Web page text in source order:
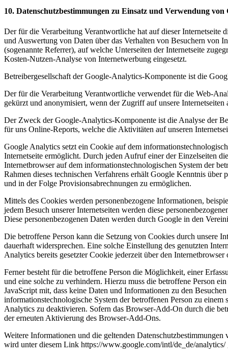
10. Datenschutzbestimmungen zu Einsatz und Verwendung
Der für die Verarbeitung Verantwortliche hat auf dieser
und Auswertung von Daten über das Verhalten von Besuchern von
(sogenannte Referrer), auf welche Unterseiten der Internetseite
Kosten-Nutzen-Analyse von Internetwerbung eingesetzt.
Betreibergesellschaft der Google-Analytics-Komponente ist die
Der für die Verarbeitung Verantwortliche verwendet für die Web-
gekürzt und anonymisiert, wenn der Zugriff auf unsere
Der Zweck der Google-Analytics-Komponente ist die Analyse der
für uns Online-Reports, welche die Aktivitäten auf unseren
Google Analytics setzt ein Cookie auf dem
Internetseite ermöglicht. Durch jeden Aufruf einer der Einzelseiten
Internetbrowser auf dem informationstechnologischen System der
Rahmen dieses technischen Verfahrens erhält Google Kenntnis
und in der Folge Provisionsabrechnungen zu ermöglichen.
Mittels des Cookies werden personenbezogene Informationen,
jedem Besuch unserer Internetseiten werden diese
Diese personenbezogenen Daten werden durch Google in den
Die betroffene Person kann die Setzung von Cookies durch unsere
dauerhaft widersprechen. Eine solche Einstellung des genutzten
Analytics bereits gesetzter Cookie jederzeit über den
Ferner besteht für die betroffene Person die Möglichkeit, einer
und eine solche zu verhindern. Hierzu muss die betroffene Person
JavaScript mit, dass keine Daten und Informationen zu den
informationstechnologische System der betroffenen Person zu
Analytics zu deaktivieren. Sofern das Browser-Add-On durch die
der erneuten Aktivierung des Browser-Add-Ons.
Weitere Informationen und die geltenden
wird unter diesem Link https://www.google.com/intl/de_de/analytics/